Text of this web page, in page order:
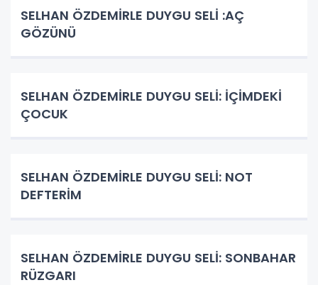
SELHAN ÖZDEMİRLE DUYGU SELİ :AÇ
GÖZÜNÜ
SELHAN ÖZDEMİRLE DUYGU SELİ: İÇİMDEKİ
ÇOCUK
SELHAN ÖZDEMİRLE DUYGU SELİ: NOT
DEFTERİM
SELHAN ÖZDEMİRLE DUYGU SELİ: SONBAHAR
RÜZGARI